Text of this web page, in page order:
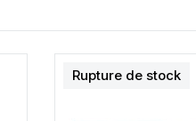
Rupture de stock